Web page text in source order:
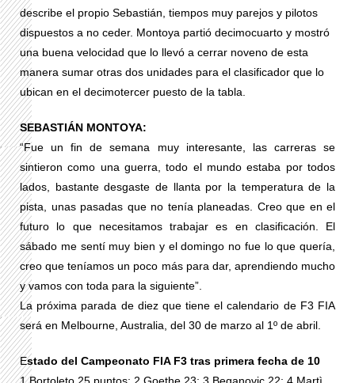
describe el propio Sebastián, tiempos muy parejos y pilotos
dispuestos a no ceder. Montoya partió decimocuarto y mostró
una buena velocidad que lo llevó a cerrar noveno de esta
manera sumar otras dos unidades para el clasificador que lo
ubican en el decimotercer puesto de la tabla.
SEBASTIÁN MONTOYA:
“Fue un fin de semana muy interesante, las carreras se
sintieron como una guerra, todo el mundo estaba por todos
lados, bastante desgaste de llanta por la temperatura de la
pista, unas pasadas que no tenía planeadas. Creo que en el
futuro lo que necesitamos trabajar es en clasificación. El
sábado me sentí muy bien y el domingo no fue lo que quería,
creo que teníamos un poco más para dar, aprendiendo mucho
y vamos con toda para la siguiente”.
La próxima parada de diez que tiene el calendario de F3 FIA
será en Melbourne, Australia, del 30 de marzo al 1º de abril.
Estado del Campeonato FIA F3 tras primera fecha de 10